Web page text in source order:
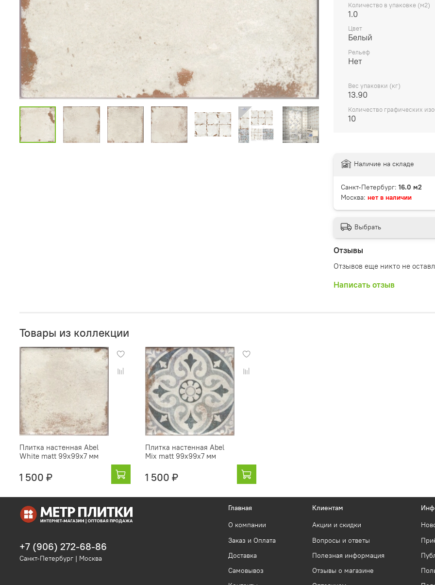
Количество в упаковке (м2)
1.0
Цвет
Белый
Рельеф
Нет
Вес упаковки (кг)
13.90
Количество графических
10
Отзывы
Отзывов еще никто не
Написать отзыв
Наличие на складе
Санкт-Петербург: 16.0 м2
Москва: нет в наличии
Выбрать
Товары из коллекции
Плитка настенная Abel
White matt 99x99х7 мм
1 500 ₽
Плитка настенная Abel
Mix matt 99x99х7 мм
1 500 ₽
Главная
О компании
Заказ и Оплата
Доставка
Самовывоз
Клиентам
Акции и скидки
Вопросы и ответы
Полезная информация
Отзывы о магазине
+7 (906) 272-68-86
Санкт-Петербург | Москва